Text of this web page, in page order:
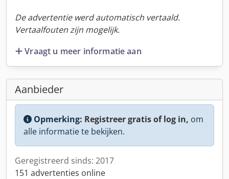
De advertentie werd automatisch vertaald.
Vertaalfouten zijn mogelijk.
Vraagt u meer informatie aan
Aanbieder
Opmerking: Registreer gratis of log in, om
alle informatie te bekijken.
Geregistreerd sinds: 2017
151 advertenties online